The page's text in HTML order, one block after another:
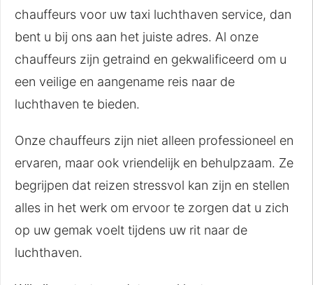
chauffeurs voor uw taxi luchthaven service, dan
bent u bij ons aan het juiste adres. Al onze
chauffeurs zijn getraind en gekwalificeerd om u
een veilige en aangename reis naar de
luchthaven te bieden.
Onze chauffeurs zijn niet alleen professioneel en
ervaren, maar ook vriendelijk en behulpzaam. Ze
begrijpen dat reizen stressvol kan zijn en stellen
alles in het werk om ervoor te zorgen dat u zich
op uw gemak voelt tijdens uw rit naar de
luchthaven.